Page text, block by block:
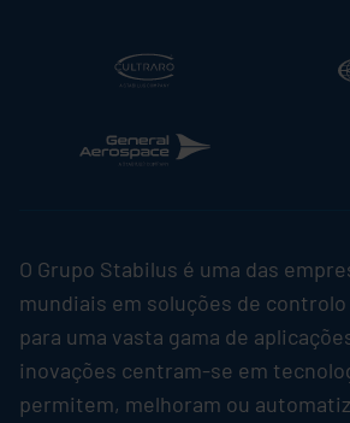
O Grupo Stabilus é uma das
mundiais em soluções de
para uma vasta gama de
inovações centram-se em
permitem, melhoram ou